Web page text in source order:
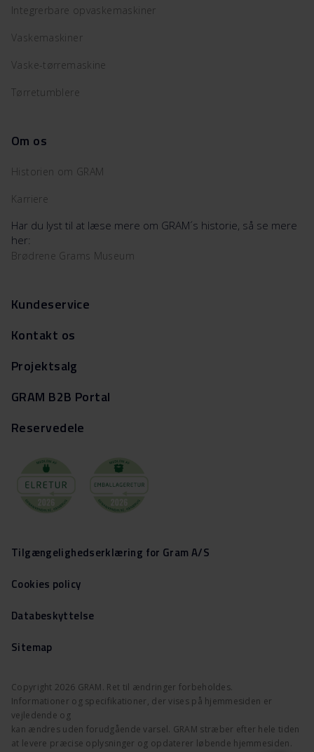
Integrerbare opvaskemaskiner
Vaskemaskiner
Vaske-tørremaskine
Tørretumblere
Om os
Historien om GRAM
Karriere
Har du lyst til at læse mere om GRAM´s historie, så se mere
her:
Brødrene Grams Museum
Kundeservice
Kontakt os
Projektsalg
GRAM B2B Portal
Reservedele
Copyright 2026 GRAM. Ret til ændringer forbeholdes.
Informationer og specifikationer, der vises på hjemmesiden er
vejledende og
kan ændres uden forudgående varsel. GRAM stræber efter hele tiden
at levere præcise oplysninger og opdaterer løbende hjemmesiden.
Tilgængelighedserklæring for Gram A/S
Cookies policy
Databeskyttelse
Sitemap